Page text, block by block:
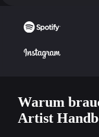
Warum
Artist